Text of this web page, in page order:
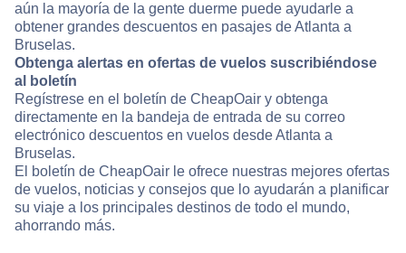
aún la mayoría de la gente duerme puede ayudarle a
obtener grandes descuentos en pasajes de Atlanta a
Bruselas.
Obtenga alertas en ofertas de vuelos suscribiéndose
al boletín
Regístrese en el boletín de CheapOair y obtenga
directamente en la bandeja de entrada de su correo
electrónico descuentos en vuelos desde Atlanta a
Bruselas.
El boletín de CheapOair le ofrece nuestras mejores ofertas
de vuelos, noticias y consejos que lo ayudarán a planificar
su viaje a los principales destinos de todo el mundo,
ahorrando más.